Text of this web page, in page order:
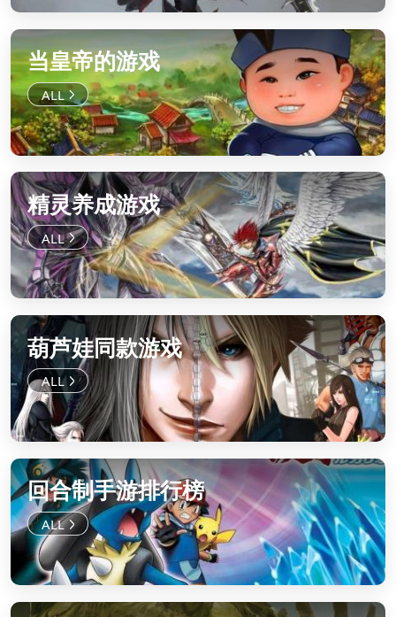
当皇帝的游戏
精灵养成游戏
葫芦娃同款游戏
回合制手游排行榜